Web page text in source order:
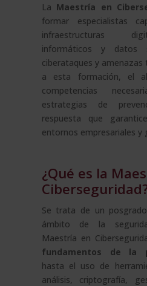
La Maestría en
formar especialistas
infraestructuras
informáticos y datos
ciberataques y amenazas
a esta formación, el
competencias
estrategias de
respuesta que
entornos empresariales y
¿Qué es la
Se trata de un
ámbito de la
Maestría en
fundamentos de la
hasta el uso de
análisis, criptografía,